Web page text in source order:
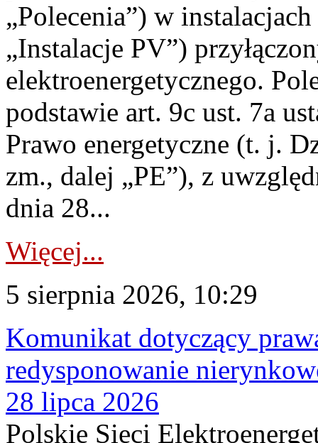
„Polecenia”) w
„Instalacje PV”)
elektroenergetycznego.
podstawie art. 9c ust. 7a
Prawo energetyczne (t. j.
zm., dalej „PE”), z
dnia 28...
Więcej...
5 sierpnia 2026, 10:29
Komunikat dotyczący
redysponowanie
28 lipca 2026
Polskie Sieci